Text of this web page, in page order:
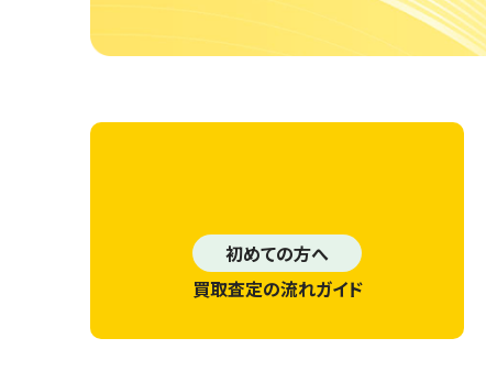
初めての方へ
買取査定の流れガイド